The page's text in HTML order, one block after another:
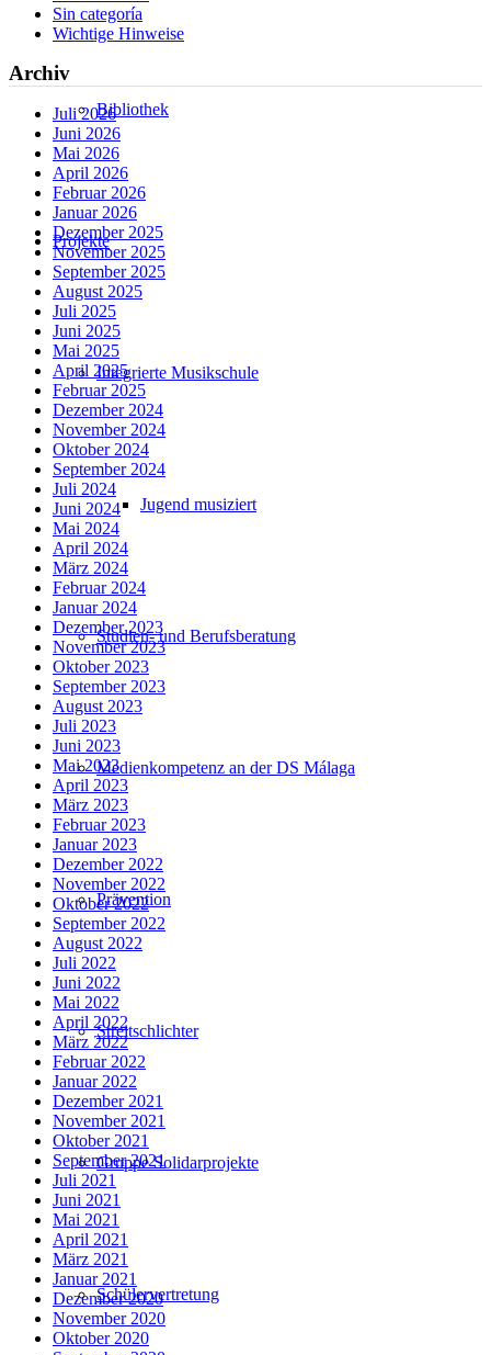
Bibliothek
Projekte
Integrierte Musikschule
Jugend musiziert
Studien- und Berufsberatung
Medienkompetenz an der DS Málaga
Prävention
Streitschlichter
Gruppe Solidarprojekte
Schülervertretung
Sin categoría
Wichtige Hinweise
Archiv
Juli 2026
Juni 2026
Mai 2026
April 2026
Februar 2026
Januar 2026
Dezember 2025
November 2025
September 2025
August 2025
Juli 2025
Juni 2025
Mai 2025
April 2025
Februar 2025
Dezember 2024
November 2024
Oktober 2024
September 2024
Juli 2024
Juni 2024
Mai 2024
April 2024
März 2024
Februar 2024
Januar 2024
Dezember 2023
November 2023
Oktober 2023
September 2023
August 2023
Juli 2023
Juni 2023
Mai 2023
April 2023
März 2023
Februar 2023
Januar 2023
Dezember 2022
November 2022
Oktober 2022
September 2022
August 2022
Juli 2022
Juni 2022
Mai 2022
April 2022
März 2022
Februar 2022
Januar 2022
Dezember 2021
November 2021
Oktober 2021
September 2021
Juli 2021
Juni 2021
Mai 2021
April 2021
März 2021
Januar 2021
Dezember 2020
November 2020
Oktober 2020